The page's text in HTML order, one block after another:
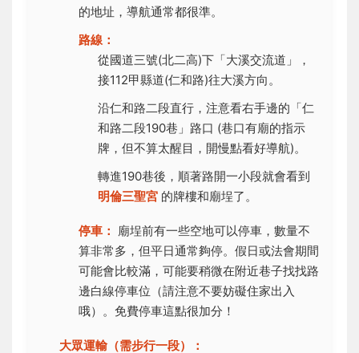
的地址，導航通常都很準。
路線：
從國道三號(北二高)下「大溪交流道」，
接112甲縣道(仁和路)往大溪方向。
沿仁和路二段直行，注意看右手邊的「仁
和路二段190巷」路口 (巷口有廟的指示
牌，但不算太醒目，開慢點看好導航)。
轉進190巷後，順著路開一小段就會看到
明倫三聖宮 的牌樓和廟埕了。
停車： 廟埕前有一些空地可以停車，數量不
算非常多，但平日通常夠停。假日或法會期間
可能會比較滿，可能要稍微在附近巷子找找路
邊白線停車位（請注意不要妨礙住家出入
哦）。免費停車這點很加分！
大眾運輸（需步行一段）：